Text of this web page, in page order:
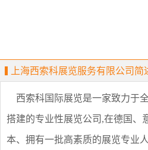
上海西索科展览服务有限公司简
西索科国际展览是一家致力于
搭建的专业性展览公司,在德国、
本、拥有一批高素质的展览专业